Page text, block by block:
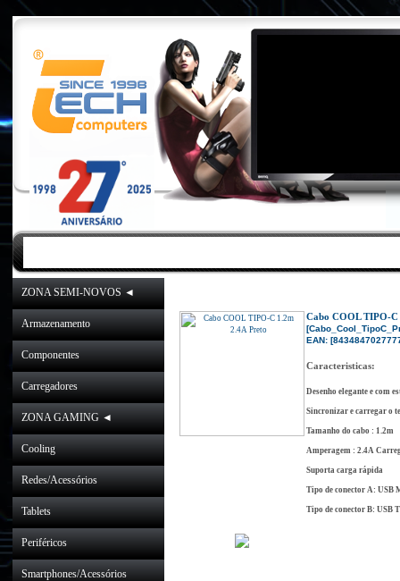
ZONA SEMI-NOVOS ◄
Armazenamento
Componentes
Carregadores
ZONA GAMING ◄
Cooling
Redes/Acessórios
Tablets
Periféricos
Smartphones/Acessórios
Cabo COOL TIPO-C
EAN:
Caracteristicas:
Desenho elegante e com
Sincronizar e carregar o
Tamanho do cabo : 1.2m
Amperagem : 2.4A
Suporta carga rápida
Tipo de conector A: USB
Tipo de conector B: USB